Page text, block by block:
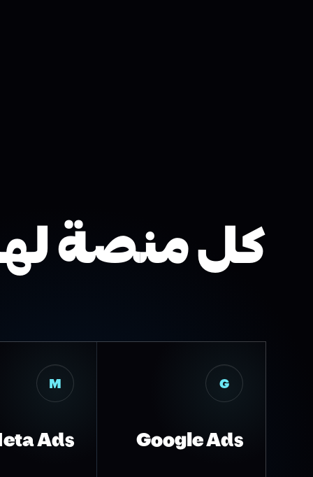
كل منصة
G
Google Ads
M
Ads